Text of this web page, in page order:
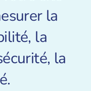
?
la
la
la